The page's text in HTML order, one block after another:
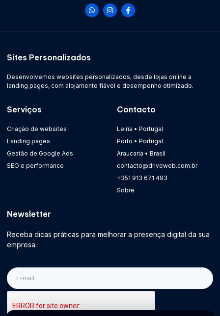
Sites Personalizados
Desenvolvemos websites personalizados, desde lojas online a
landing pages, com alojamento fiável e desempenho otimizado.
Serviços
Criação de websites
Landing pages
Gestão de Google Ads
SEO e performance
Contacto
Leiria • Portugal
Porto • Portugal
Araucaria • Brasil
contacto@driveweb.com.br
+351 913 671 493
Sobre
Newsletter
Receba dicas práticas para melhorar a presença digital da sua
empresa.
E-
mail